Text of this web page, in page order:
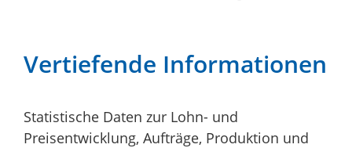
Vertiefende Informationen
Statistische Daten zur Lohn- und
Preisentwicklung, Aufträge, Produktion und